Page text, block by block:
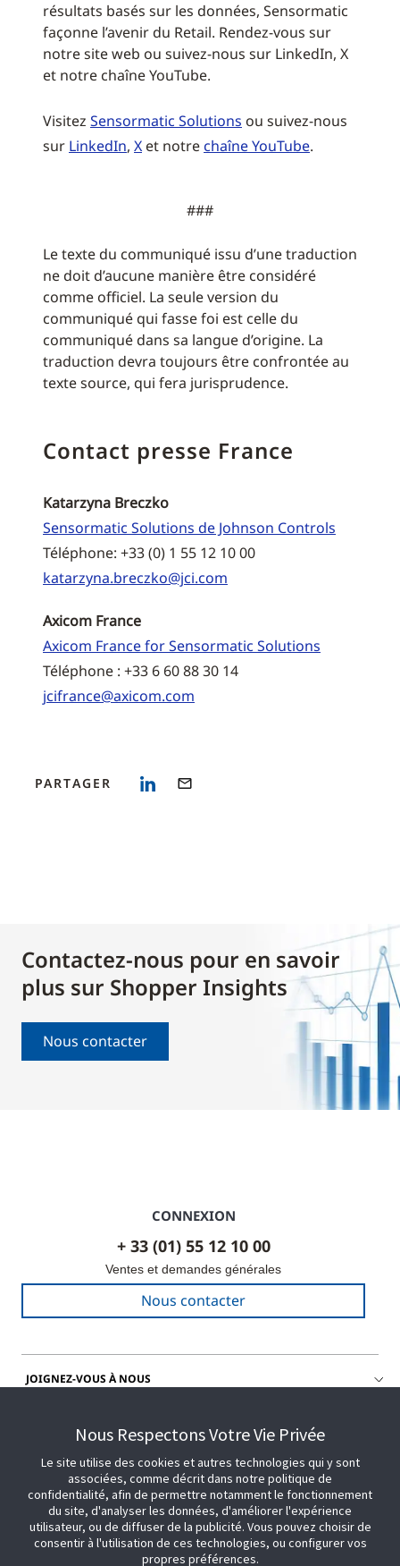
résultats basés sur les données, Sensormatic
façonne l’avenir du Retail. Rendez-vous sur
notre site web ou suivez-nous sur LinkedIn, X
et notre chaîne YouTube.
Visitez Sensormatic Solutions ou suivez-nous
sur LinkedIn, X et notre chaîne YouTube.
###
Le texte du communiqué issu d’une traduction
ne doit d’aucune manière être considéré
comme officiel. La seule version du
communiqué qui fasse foi est celle du
communiqué dans sa langue d’origine. La
traduction devra toujours être confrontée au
texte source, qui fera jurisprudence.
Contact presse France
Katarzyna Breczko
Sensormatic Solutions de Johnson Controls
Téléphone: +33 (0) 1 55 12 10 00
katarzyna.breczko@jci.com
Axicom France
Axicom France for Sensormatic Solutions
Téléphone : +33 6 60 88 30 14
jcifrance@axicom.com
PARTAGER
Contactez-nous pour en savoir
plus sur Shopper Insights
Nous contacter
CONNEXION
+ 33 (01) 55 12 10 00
Ventes et demandes générales
Nous contacter
JOIGNEZ-VOUS À NOUS
OBTENIR DE L'AIDE
Nous Respectons Votre Vie Privée
Le site utilise des cookies et autres technologies qui y sont
associées, comme décrit dans notre politique de
confidentialité, afin de permettre notamment le fonctionnement
du site, d'analyser les données, d'améliorer l'expérience
utilisateur, ou de diffuser de la publicité. Vous pouvez choisir de
consentir à l'utilisation de ces technologies, ou configurer vos
propres préférences.